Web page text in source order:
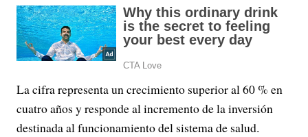
La cifra representa un crecimiento superior al 60 % en
cuatro años y responde al incremento de la inversión
destinada al funcionamiento del sistema de salud.